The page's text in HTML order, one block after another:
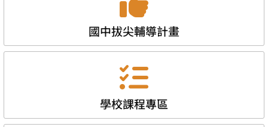
國中拔尖輔導計畫
學校課程專區